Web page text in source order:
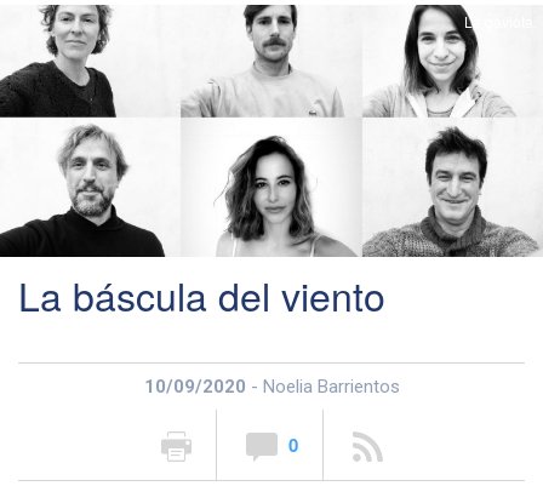
La gaviota.
La báscula del viento
10/09/2020 - Noelia Barrientos
0